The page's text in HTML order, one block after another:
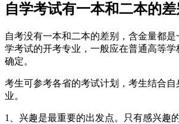
自学考试有一本和二本的差
自考没有一本和二本的差别，含金量都
学考试的开考专业，一般应在普通高等
确定。
考生可参考各省的考试计划，考生结合
业。
1、兴趣是最重要的出发点。只有感兴趣